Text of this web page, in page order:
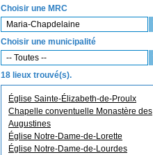
Choisir une MRC
Maria-Chapdelaine
Choisir une municipalité
-- Toutes --
18 lieux trouvé(s).
Église Sainte-Élizabeth-de-Proulx
Chapelle conventuelle Monastère des
Augustines
Église Notre-Dame-de-Lorette
Église Notre-Dame-de-Lourdes